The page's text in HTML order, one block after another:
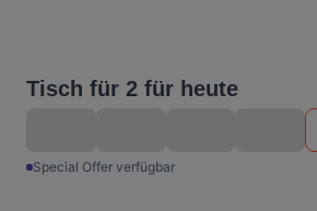
Tisch für 2 für heute
Special Offer verfügbar